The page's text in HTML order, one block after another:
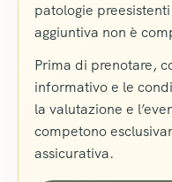
patologie
aggiuntiva non è
Prima di prenotare,
informativo e le
la valutazione e
competono
assicurativa.